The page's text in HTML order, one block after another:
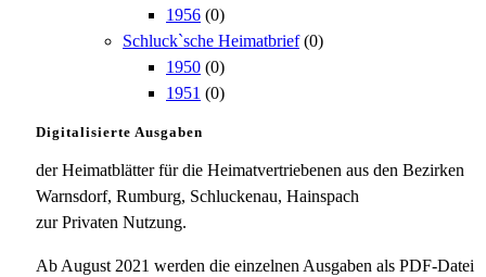
1956 (0)
Schluck`sche Heimatbrief (0)
1950 (0)
1951 (0)
Digitalisierte Ausgaben
der Heimatblätter für die Heimatvertriebenen aus den Bezirken
Warnsdorf, Rumburg, Schluckenau, Hainspach
zur Privaten Nutzung.
Ab August 2021 werden die einzelnen Ausgaben als PDF-Datei